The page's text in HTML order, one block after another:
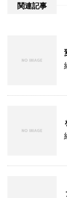
関連記事